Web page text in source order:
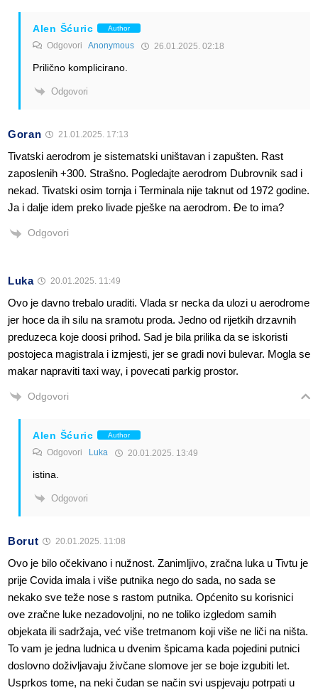
Alen Šćuric Author
Odgovori Anonymous 26.01.2025. 02:18
Prilično komplicirano.
Odgovori
Goran 21.01.2025. 17:13
Tivatski aerodrom je sistematski uništavan i zapušten. Rast
zaposlenih +300. Strašno. Pogledajte aerodrom Dubrovnik sad i
nekad. Tivatski osim tornja i Terminala nije taknut od 1972 godine.
Ja i dalje idem preko livade pješke na aerodrom. Đe to ima?
Odgovori
Luka 20.01.2025. 11:49
Ovo je davno trebalo uraditi. Vlada sr necka da ulozi u aerodrome
jer hoce da ih silu na sramotu proda. Jedno od rijetkih drzavnih
preduzeca koje doosi prihod. Sad je bila prilika da se iskoristi
postojeca magistrala i izmjesti, jer se gradi novi bulevar. Mogla se
makar napraviti taxi way, i povecati parkig prostor.
Odgovori
Alen Šćuric Author
Odgovori Luka 20.01.2025. 13:49
istina.
Odgovori
Borut 20.01.2025. 11:08
Ovo je bilo očekivano i nužnost. Zanimljivo, zračna luka u Tivtu je
prije Covida imala i više putnika nego do sada, no sada se
nekako sve teže nose s rastom putnika. Općenito su korisnici
ove zračne luke nezadovoljni, no ne toliko izgledom samih
objekata ili sadržaja, već više tretmanom koji više ne liči na ništa.
To vam je jedna ludnica u dvenim špicama kada pojedini putnici
doslovno doživljavaju živčane slomove jer se boje izgubiti let.
Usprkos tome, na neki čudan se način svi uspjevaju potrpati u